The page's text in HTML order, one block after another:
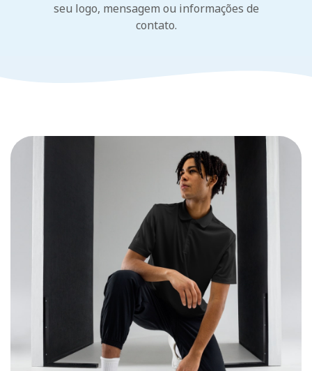
seu logo, mensagem ou informações de
contato.